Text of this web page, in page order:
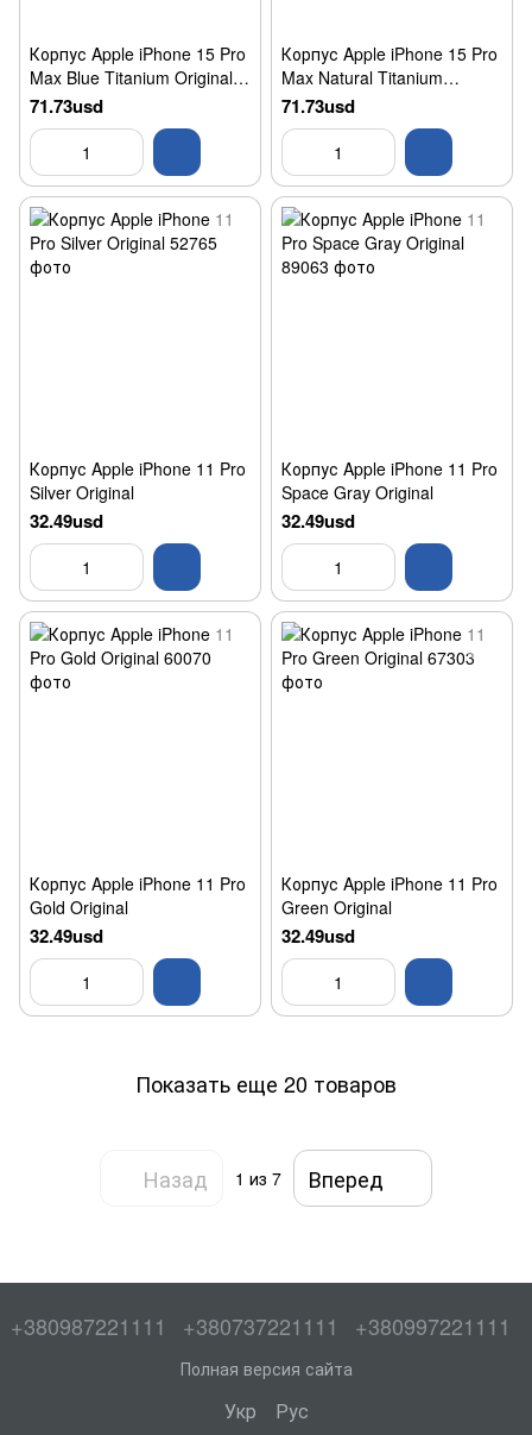
Корпус Apple iPhone 15 Pro
Max Blue Titanium Original
(Оригінал)
71.73usd
Корпус Apple iPhone 15 Pro
Max Natural Titanium
Original (Оригінал)
71.73usd
Корпус Apple iPhone 11 Pro
Silver Original
32.49usd
Корпус Apple iPhone 11 Pro
Space Gray Original
32.49usd
Корпус Apple iPhone 11 Pro
Gold Original
32.49usd
Корпус Apple iPhone 11 Pro
Green Original
32.49usd
Показать еще 20 товаров
Назад 1 из 7 Вперед
+380987221111 +380737221111 +380997221111
Полная версия сайта
Укр Рус